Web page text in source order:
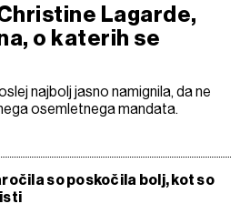
Lagarde,
o katerih se
najbolj jasno namignila, da ne
osemletnega mandata.
so poskočila bolj, kot so